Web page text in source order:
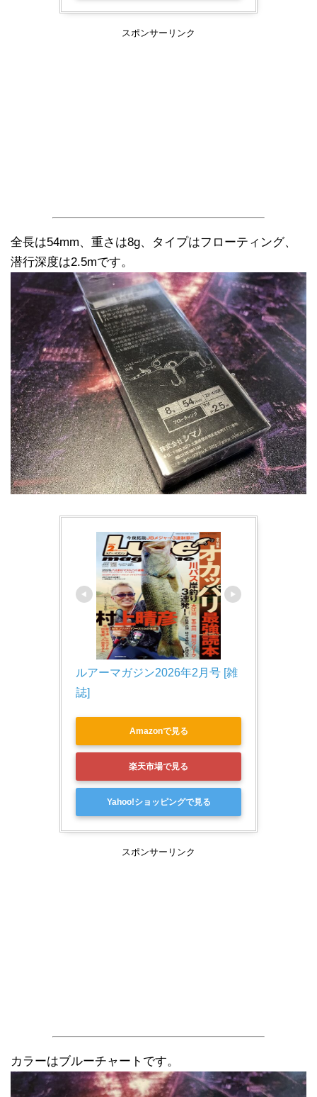
スポンサーリンク
全長は54mm、重さは8g、タイプはフローティング、
潜行深度は2.5mです。
ルアーマガジン2026年2月号 [雑
誌]
Amazonで見る
楽天市場で見る
Yahoo!ショッピングで見る
スポンサーリンク
カラーはブルーチャートです。